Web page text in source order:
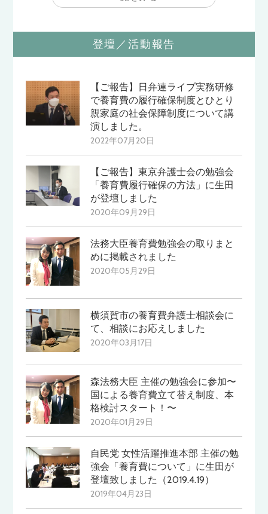
登壇／活動報告
【ご報告】日弁連ライブ実務研修
で養育費の履行確保制度とひとり
親家庭の社会保障制度について講
演しました。
2022年07月20日
【ご報告】東京弁護士会の勉強会
「養育費履行確保の方法」に生田
が登壇しました
2020年09月29日
法務大臣養育費勉強会の取りまと
めに掲載されました
2020年05月29日
横須賀市の養育費弁護士相談会に
て、相談にお応えしました
2020年03月17日
森法務大臣 主催の勉強会に参加〜
国による養育費立て替え制度、本
格検討スタート！〜
2020年01月29日
自民党 女性活躍推進本部 主催の勉
強会「養育費について」に生田が
登壇致しました（2019.4.19）
2019年04月23日